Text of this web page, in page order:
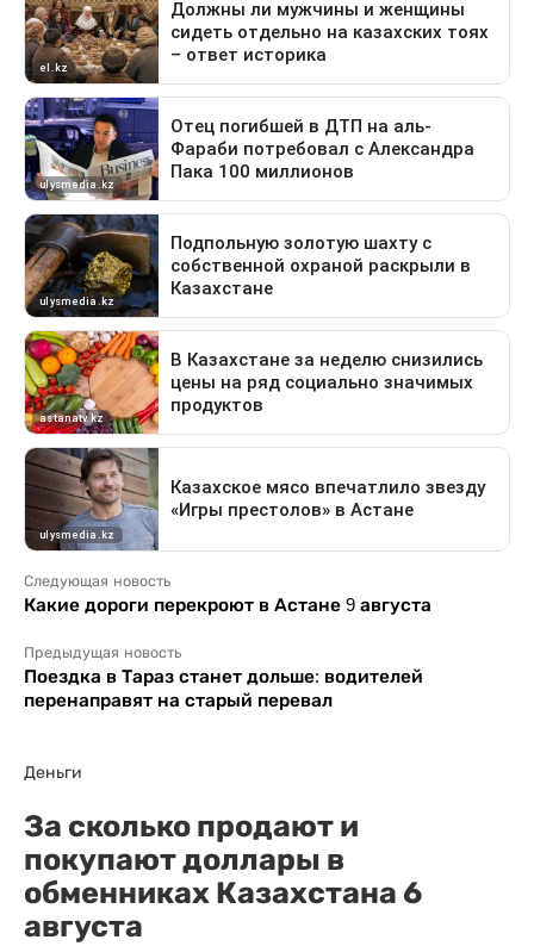
Следующая новость
Какие дороги перекроют в Астане 9 августа
Предыдущая новость
Поездка в Тараз станет дольше: водителей
перенаправят на старый перевал
Деньги
За сколько продают и
покупают доллары в
обменниках Казахстана 6
августа